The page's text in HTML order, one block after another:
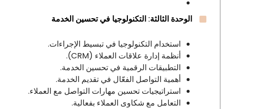
الوحدة الثالثة: التكنولوجيا في تحسين الخدمة
استخدام التكنولوجيا في تبسيط الإجراءات.
أنظمة إدارة علاقات العملاء (CRM).
التطبيقات الرقمية في تحسين الخدمة.
أهمية التواصل الفعّال في تقديم الخدمة.
استراتيجيات تحسين مهارات التواصل مع العملاء.
التعامل مع شكاوى العملاء بفعالية.